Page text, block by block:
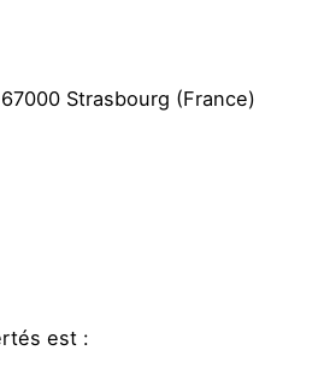
Strasbourg (France)
est :